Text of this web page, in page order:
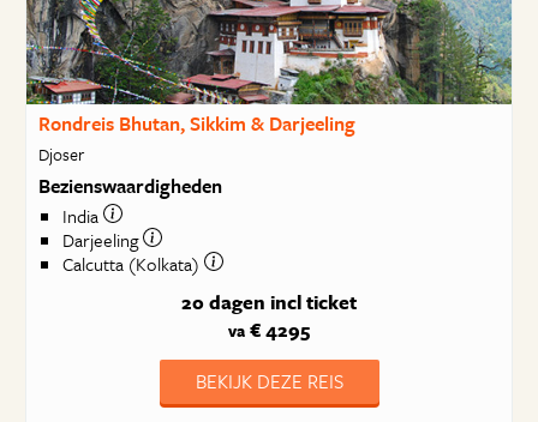
Rondreis Bhutan, Sikkim & Darjeeling
Djoser
Bezienswaardigheden
India
Darjeeling
Calcutta (Kolkata)
20 dagen incl ticket
va € 4295
BEKIJK DEZE REIS